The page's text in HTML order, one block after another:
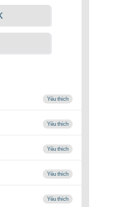
Yêu thích
Yêu thích
Yêu thích
Yêu thích
Yêu thích